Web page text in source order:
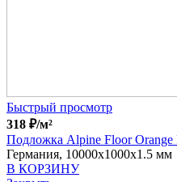
Быстрый просмотр
318 ₽/м²
Подложка Alpine Floor Orange
Германия, 10000x1000x1.5 мм
В КОРЗИНУ